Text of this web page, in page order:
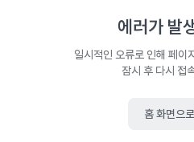
에러가 발
일시적인 오류로 인해 페이
잠시 후 다시 접
홈 화면으